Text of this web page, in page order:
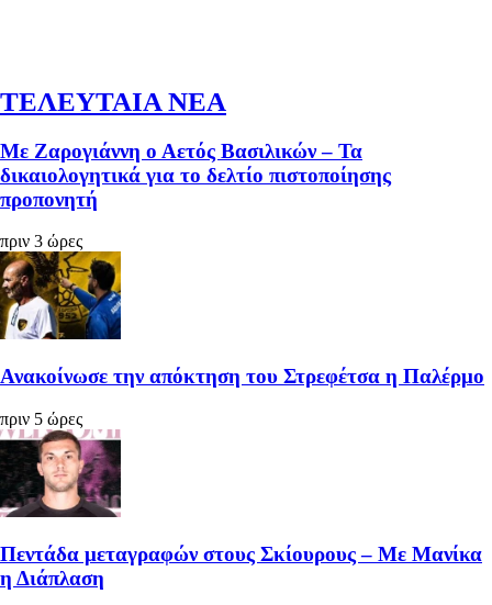
ΤΕΛΕΥΤΑΙΑ ΝΕΑ
Με Ζαρογιάννη ο Αετός Βασιλικών – Τα
δικαιολογητικά για το δελτίο πιστοποίησης
προπονητή
πριν 3 ώρες
Ανακοίνωσε την απόκτηση του Στρεφέτσα η Παλέρμο
πριν 5 ώρες
Πεντάδα μεταγραφών στους Σκίουρους – Με Μανίκα
η Διάπλαση